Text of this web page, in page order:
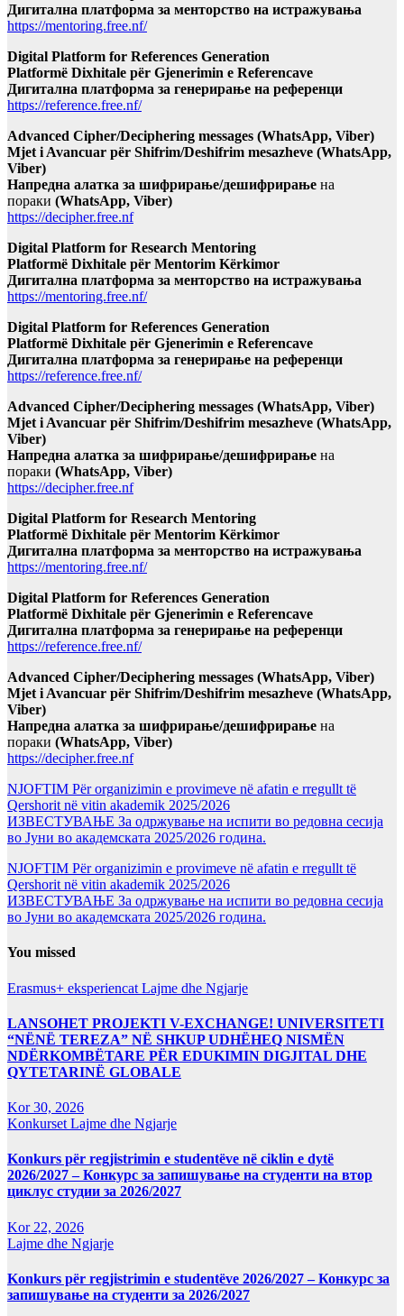
Дигитална платформа за менторство на истражувања
https://mentoring.free.nf/
Digital Platform for References Generation
Platformë Dixhitale për Gjenerimin e Referencave
Дигитална платформа за генерирање на референци
https://reference.free.nf/
Advanced Cipher/Deciphering messages (WhatsApp, Viber)
Mjet i Avancuar për Shifrim/Deshifrim mesazheve (WhatsApp,
Viber)
Напредна алатка за шифрирање/дешифрирање на
пораки (WhatsApp, Viber)
https://decipher.free.nf
Digital Platform for Research Mentoring
Platformë Dixhitale për Mentorim Kërkimor
Дигитална платформа за менторство на истражувања
https://mentoring.free.nf/
Digital Platform for References Generation
Platformë Dixhitale për Gjenerimin e Referencave
Дигитална платформа за генерирање на референци
https://reference.free.nf/
Advanced Cipher/Deciphering messages (WhatsApp, Viber)
Mjet i Avancuar për Shifrim/Deshifrim mesazheve (WhatsApp,
Viber)
Напредна алатка за шифрирање/дешифрирање на
пораки (WhatsApp, Viber)
https://decipher.free.nf
Digital Platform for Research Mentoring
Platformë Dixhitale për Mentorim Kërkimor
Дигитална платформа за менторство на истражувања
https://mentoring.free.nf/
Digital Platform for References Generation
Platformë Dixhitale për Gjenerimin e Referencave
Дигитална платформа за генерирање на референци
https://reference.free.nf/
Advanced Cipher/Deciphering messages (WhatsApp, Viber)
Mjet i Avancuar për Shifrim/Deshifrim mesazheve (WhatsApp,
Viber)
Напредна алатка за шифрирање/дешифрирање на
пораки (WhatsApp, Viber)
https://decipher.free.nf
NJOFTIM Për organizimin e provimeve në afatin e rregullt të
Qershorit në vitin akademik 2025/2026
ИЗВЕСТУВАЊЕ За одржување на испити во редовна сесија
во Јуни во академската 2025/2026 година.
NJOFTIM Për organizimin e provimeve në afatin e rregullt të
Qershorit në vitin akademik 2025/2026
ИЗВЕСТУВАЊЕ За одржување на испити во редовна сесија
во Јуни во академската 2025/2026 година.
You missed
Erasmus+ eksperiencat Lajme dhe Ngjarje
LANSOHET PROJEKTI V-EXCHANGE! UNIVERSITETI
“NËNË TEREZA” NË SHKUP UDHËHEQ NISMËN
NDËRKOMBËTARE PËR EDUKIMIN DIGJITAL DHE
QYTETARINË GLOBALE
Kor 30, 2026
Konkurset Lajme dhe Ngjarje
Konkurs për regjistrimin e studentëve në ciklin e dytë
2026/2027 – Конкурс за запишување на студенти на втор
циклус студии за 2026/2027
Kor 22, 2026
Lajme dhe Ngjarje
Konkurs për regjistrimin e studentëve 2026/2027 – Конкурс за
запишување на студенти за 2026/2027